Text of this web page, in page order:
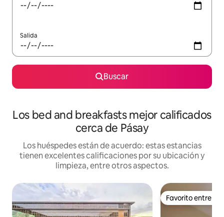
Salida
Buscar
Los bed and breakfasts mejor calificados
cerca de Pásay
Los huéspedes están de acuerdo: estas estancias
tienen excelentes calificaciones por su ubicación y
limpieza, entre otros aspectos.
Favorito entre
Favorito entre